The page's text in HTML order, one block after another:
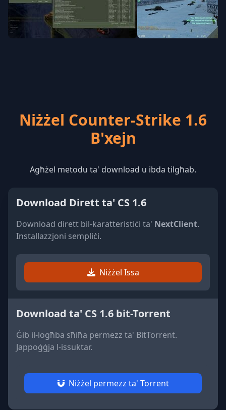
Niżżel Counter-Strike 1.6
B'xejn
Agħżel metodu ta' download u ibda tilgħab.
Download Dirett ta' CS 1.6
Download dirett bil-karatteristiċi ta' NextClient.
Installazzjoni sempliċi.
Niżżel Issa
Download ta' CS 1.6 bit-Torrent
Ġib il-logħba sħiħa permezz ta' BitTorrent.
Jappoġġja l-issuktar.
Niżżel permezz ta' Torrent